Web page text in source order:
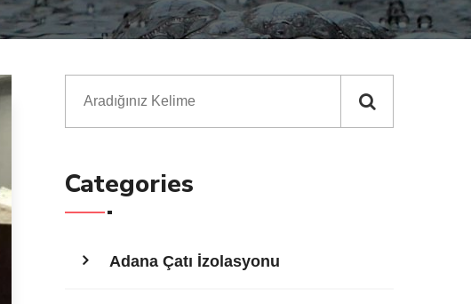
Categories
Adana Çatı İzolasyonu